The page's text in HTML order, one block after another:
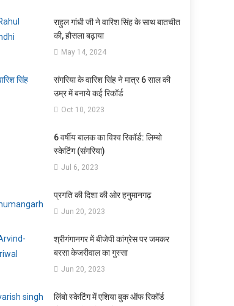
राहुल गांधी जी ने वारिश सिंह के साथ बातचीत
की, हौसला बढ़ाया
May 14, 2024
संगरिया के वारिश सिंह ने मात्र 6 साल की
उम्र में बनाये कई रिकॉर्ड
Oct 10, 2023
6 वर्षीय बालक का विश्व रिकॉर्ड: लिम्बो
स्केटिंग (संगरिया)
Jul 6, 2023
प्रगति की दिशा की ओर हनुमानगढ़
Jun 20, 2023
श्रीगंगानगर में बीजेपी कांग्रेस पर जमकर
बरसा केजरीवाल का गुस्सा
Jun 20, 2023
लिंबो स्केटिंग में एशिया बुक ऑफ रिकॉर्ड